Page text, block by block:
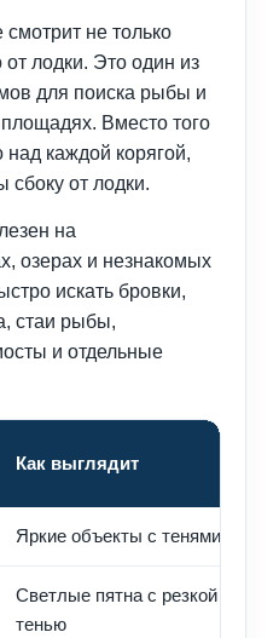
не только
лодки. Это один из
для поиска рыбы и
Вместо того
над каждой корягой,
сбоку от лодки.
на
озерах и незнакомых
искать бровки,
стаи рыбы,
и отдельные
Как выглядит
Яркие объекты с тенями
Светлые пятна с резкой
тенью